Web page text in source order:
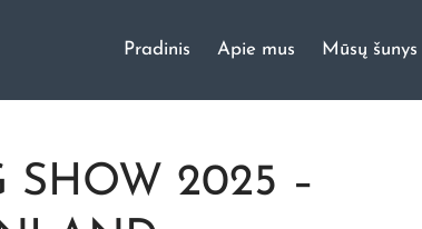
Pradinis Apie mus Mūsų šunys
SHOW 2025 –